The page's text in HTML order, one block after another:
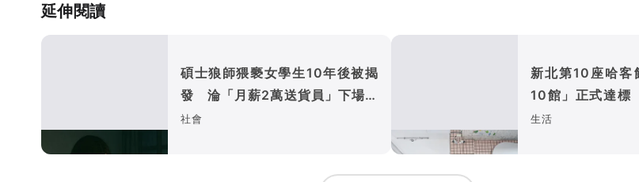
延伸閱讀
碩士狼師猥褻女學生10年後被揭
發 淪「月薪2萬送貨員」下場曝
光
社會
新北第10座哈客
10館」正式達標
文化永續傳承
生活